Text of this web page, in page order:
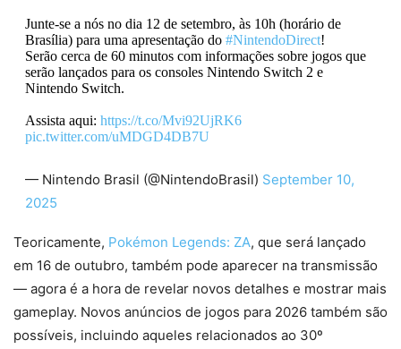
Junte-se a nós no dia 12 de setembro, às 10h (horário de
Brasília) para uma apresentação do #NintendoDirect!
Serão cerca de 60 minutos com informações sobre jogos que
serão lançados para os consoles Nintendo Switch 2 e
Nintendo Switch.
Assista aqui: https://t.co/Mvi92UjRK6
pic.twitter.com/uMDGD4DB7U
— Nintendo Brasil (@NintendoBrasil) September 10,
2025
Teoricamente, Pokémon Legends: ZA, que será lançado
em 16 de outubro, também pode aparecer na transmissão
— agora é a hora de revelar novos detalhes e mostrar mais
gameplay. Novos anúncios de jogos para 2026 também são
possíveis, incluindo aqueles relacionados ao 30º